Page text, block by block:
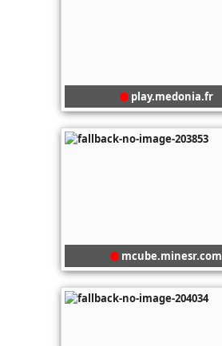
play.medonia.fr
mcube.minesr.com